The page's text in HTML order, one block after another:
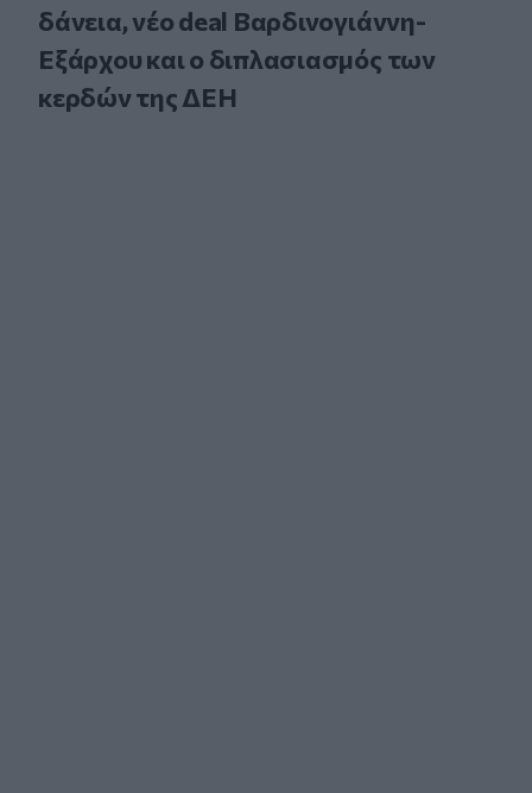
δάνεια, νέο deal Βαρδινογιάννη-
Εξάρχου και ο διπλασιασμός των
κερδών της ΔΕΗ